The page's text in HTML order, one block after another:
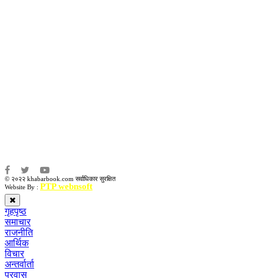
© २०२२ khabarbook.com सर्वाधिकार सुरक्षित
Website By : PTP webnsoft
गृहपृष्ठ
समाचार
राजनीति
आर्थिक
विचार
अन्तर्वार्ता
प्रवास